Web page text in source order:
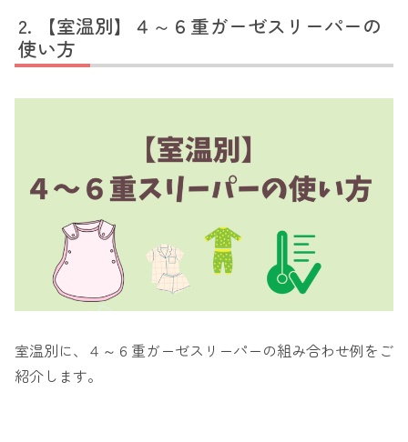
【室温別】４～６重ガーゼスリーパーの
使い方
室温別に、４～６重ガーゼスリーパーの組み合わせ例をご
紹介します。